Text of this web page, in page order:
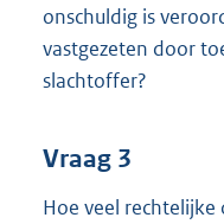
onschuldig is
vastgezeten door
slachtoffer?
Vraag 3
Hoe veel